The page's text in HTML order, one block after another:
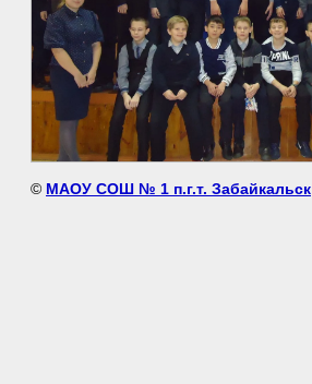
© МАОУ СОШ № 1 п.г.т. Забайкальск